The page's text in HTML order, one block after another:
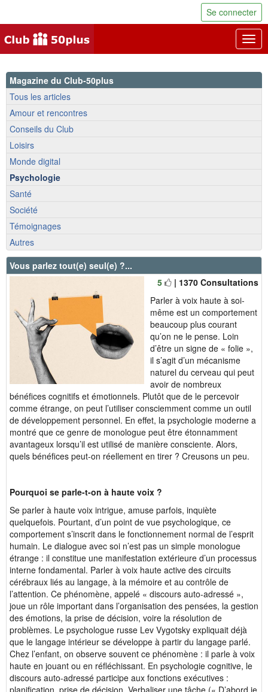
Se connecter
Magazine du Club-50plus
Tous les articles
Amour et rencontres
Conseils du Club
Loisirs
Monde digital
Psychologie
Santé
Société
Témoignages
Autres
Vous parlez tout(e) seul(e) ?...
5
| 1370 Consultations
Parler à voix haute à soi-
même est un comportement
beaucoup plus courant
qu’on ne le pense. Loin
d’être un signe de « folie »,
il s’agit d’un mécanisme
naturel du cerveau qui peut
avoir de nombreux
bénéfices cognitifs et émotionnels. Plutôt que de le percevoir
comme étrange, on peut l’utiliser consciemment comme un outil
de développement personnel. En effet, la psychologie moderne a
montré que ce genre de monologue peut être étonnamment
avantageux lorsqu’il est utilisé de manière consciente. Alors,
quels bénéfices peut-on réellement en tirer ? Creusons un peu.
Pourquoi se parle-t-on à haute voix ?
Se parler à haute voix intrigue, amuse parfois, inquiète
quelquefois. Pourtant, d’un point de vue psychologique, ce
comportement s’inscrit dans le fonctionnement normal de l’esprit
humain. Le dialogue avec soi n’est pas un simple monologue
étrange : il constitue une manifestation extérieure d’un processus
interne fondamental. Parler à voix haute active des circuits
cérébraux liés au langage, à la mémoire et au contrôle de
l’attention. Ce phénomène, appelé « discours auto-adressé »,
joue un rôle important dans l’organisation des pensées, la gestion
des émotions, la prise de décision, voire la résolution de
problèmes. Le psychologue russe Lev Vygotsky expliquait déjà
que le langage intérieur se développe à partir du langage parlé.
Chez l’enfant, on observe souvent ce phénomène : il parle à voix
haute en jouant ou en réfléchissant. En psychologie cognitive, le
discours auto-adressé participe aux fonctions exécutives :
planification, prise de décision. Verbaliser une tâche (« D’abord je